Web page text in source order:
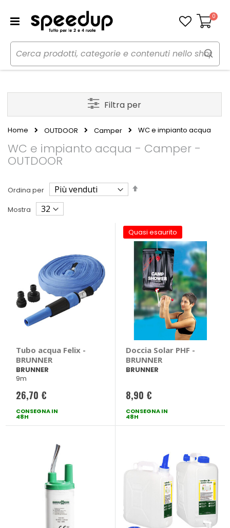
Carrello
0
Home OUTDOOR Camper WC e impianto acqua
WC e impianto acqua - Camper -
OUTDOOR
Ordina per
Imposta
Mostra
Tubo acqua Felix -
BRUNNER
BRUNNER
9m
26,70 €
CONSEGNA IN
48H
Quasi esaurito
Doccia Solar PHF -
BRUNNER
BRUNNER
8,90 €
CONSEGNA IN
48H
Filtra per